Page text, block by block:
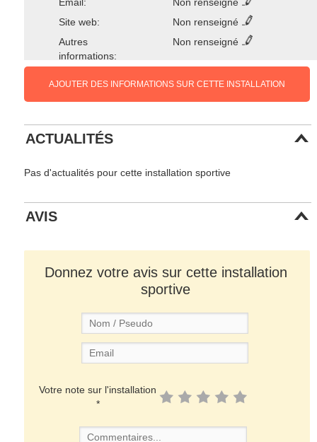
Site web:
Non renseigné
Autres
informations:
Non renseigné
AJOUTER DES INFORMATIONS SUR CETTE INSTALLATION
ACTUALITÉS
Pas d'actualités pour cette installation sportive
AVIS
Donnez votre avis sur cette installation
sportive
Votre note sur l'installation
*